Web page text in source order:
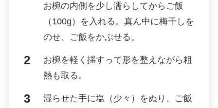
お椀の内側を少し濡らしてからご飯
（100g）を入れる。真ん中に梅干しを
のせ、ご飯をかぶせる。
お椀を軽く揺すって形を整えながら粗
熱も取る。
湿らせた手に塩（少々）をぬり、ご飯